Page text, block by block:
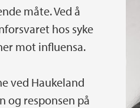
måte. Ved å
hos syke
mot influensa.
ved Haukeland
og responsen på